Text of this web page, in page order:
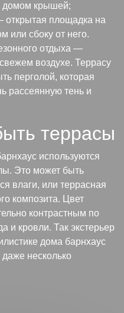
домом крышей;
открытая площадка на
или сбоку от него.
отдыха —
воздухе. Террасу
перголой, которая
рассеянную тень и
террасы
используются
Это может быть
влаги, или террасная
композита. Цвет
контрастным по
и кровли. Так экстерьер
дома барнхаус
несколько